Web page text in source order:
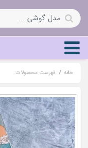
خانه فهرست محصولات